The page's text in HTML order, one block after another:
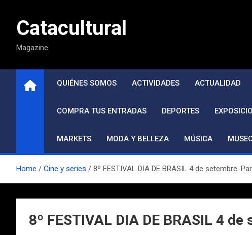
contenidoCatacultural
Magazine
QUIÉNES SOMOS ACTIVIDADES ACTUALIDAD
COMPRA TUS ENTRADAS DEPORTES
MARKETS MODA Y BELLEZA MÚSICA
Home Cine y series 8º FESTIVAL DIA DE BRASIL 4 de setembre.
8º FESTIVAL DIA DE BRASIL 4